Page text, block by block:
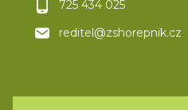
725 434 025
reditel@zshorepnik.cz